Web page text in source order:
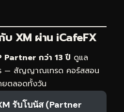
บ XM ผ่าน iCafeFX
Partner กว่า 13 ปี ดูแล
ร — สัญญาณเทรด คอร์สสอน
ยตลอดทั้งวัน
รับโบนัส (Partner